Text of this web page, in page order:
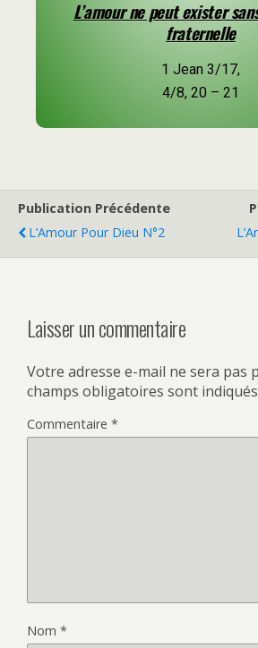
L’amour ne peut exister
fraternelle
1 Jean 3/17,
4/8, 20 – 21
Publication Précédente
L’Amour Pour Dieu N°2
Laisser un commentaire
Votre adresse e-mail ne sera pas
champs obligatoires sont
Commentaire *
Nom *